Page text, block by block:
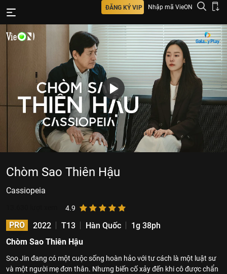
ĐĂNG KÝ VIP Nhập mã VieON
Chòm Sao Thiên Hậu
Cassiopeia
4.9
PRO 2022 T13 Hàn Quốc
1g 38ph
Chòm Sao Thiên Hậu
Soo Jin đang có một cuộc sống hoàn hảo với tư cách là một luật sư
và một người mẹ đơn thân. Nhưng biến cố xảy đến khi cô được chẩn